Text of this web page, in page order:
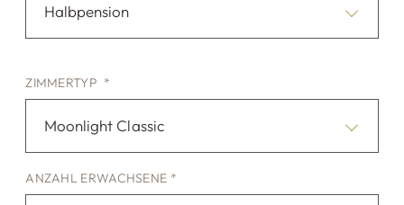
Halbpension
ZIMMERTYP *
Moonlight Classic
ANZAHL ERWACHSENE *